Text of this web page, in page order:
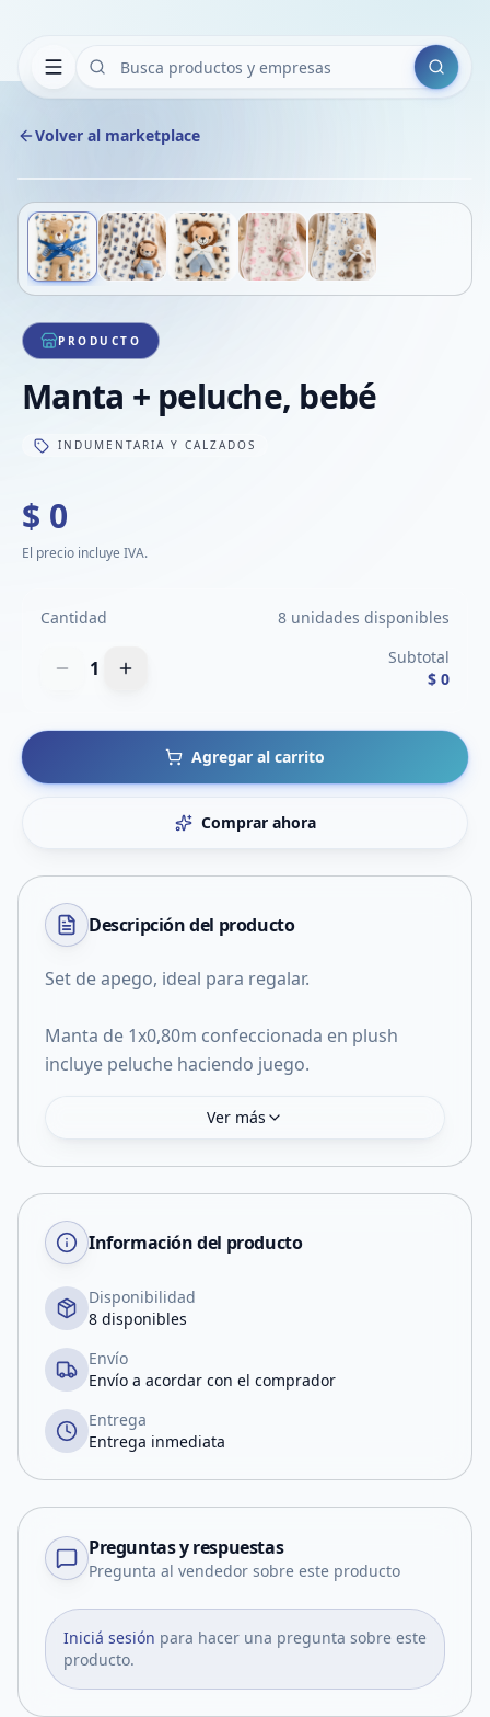
Buscar
Volver al marketplace
1/5
PRODUCTO
Manta + peluche, bebé
INDUMENTARIA Y CALZADOS
$ 0
El precio incluye IVA.
Cantidad 8 unidades disponibles
1
Subtotal
$ 0
Agregar al carrito
Comprar ahora
Descripción del producto
Set de apego, ideal para regalar.
Manta de 1x0,80m confeccionada en plush
incluye peluche haciendo juego.
Ver más
Información del producto
Disponibilidad
8 disponibles
Envío
Envío a acordar con el comprador
Entrega
Entrega inmediata
Preguntas y respuestas
Pregunta al vendedor sobre este producto
Iniciá sesión para hacer una pregunta sobre este
producto.